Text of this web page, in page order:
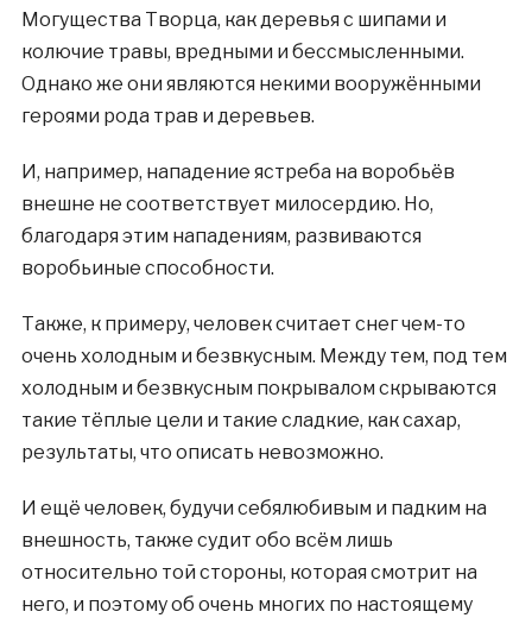
Могущества Творца, как деревья с шипами и
колючие травы, вредными и бессмысленными.
Однако же они являются некими вооружёнными
героями рода трав и деревьев.
И, например, нападение ястреба на воробьёв
внешне не соответствует милосердию. Но,
благодаря этим нападениям, развиваются
воробьиные способности.
Также, к примеру, человек считает снег чем-то
очень холодным и безвкусным. Между тем, под тем
холодным и безвкусным покрывалом скрываются
такие тёплые цели и такие сладкие, как сахар,
результаты, что описать невозможно.
И ещё человек, будучи себялюбивым и падким на
внешность, также судит обо всём лишь
относительно той стороны, которая смотрит на
него, и поэтому об очень многих по настоящему